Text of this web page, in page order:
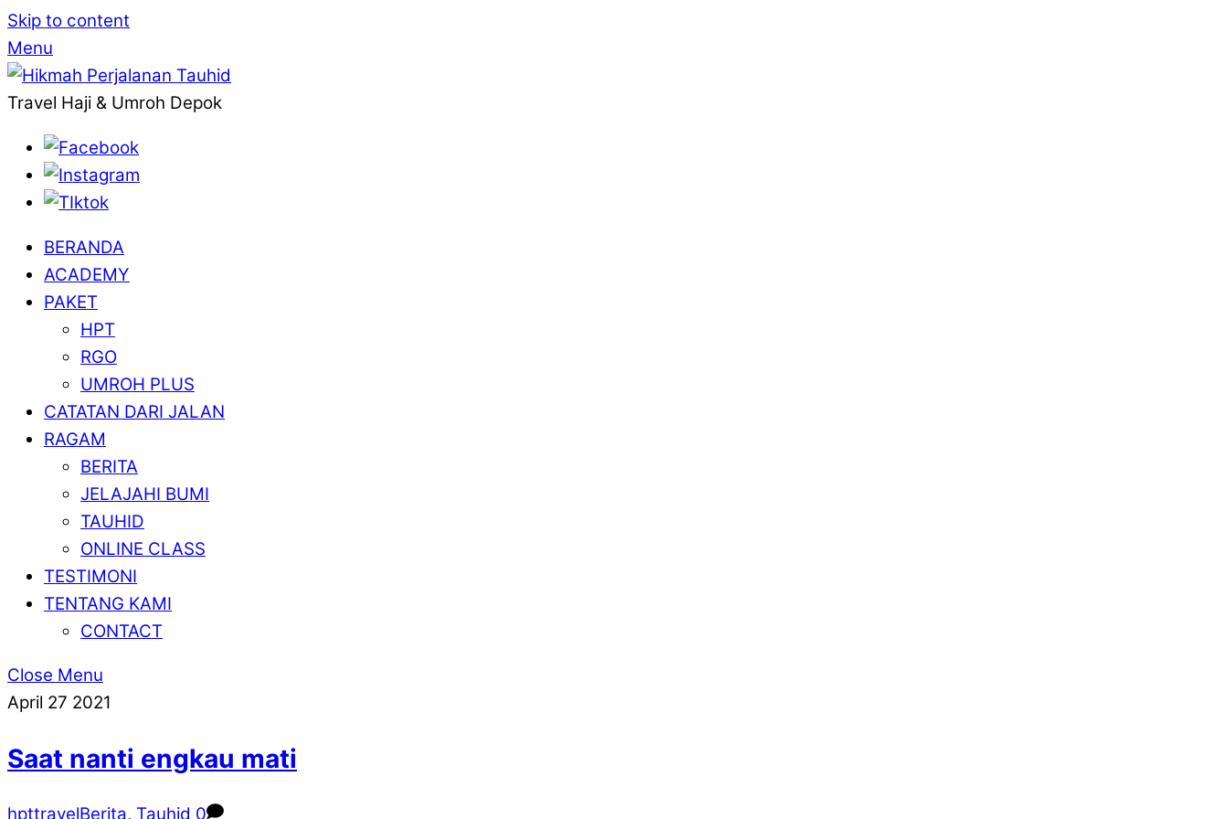
Skip to content
Menu
Travel Haji & Umroh Depok
BERANDA
ACADEMY
PAKET
HPT
RGO
UMROH PLUS
CATATAN DARI JALAN
RAGAM
BERITA
JELAJAHI BUMI
TAUHID
ONLINE CLASS
TESTIMONI
TENTANG KAMI
CONTACT
Close Menu
April 27 2021
Saat nanti engkau mati
hpttravelBerita, Tauhid 0